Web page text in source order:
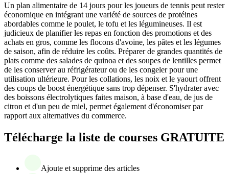
Un plan alimentaire de 14 jours pour les joueurs de tennis peut rester
économique en intégrant une variété de sources de protéines
abordables comme le poulet, le tofu et les légumineuses. Il est
judicieux de planifier les repas en fonction des promotions et des
achats en gros, comme les flocons d'avoine, les pâtes et les légumes
de saison, afin de réduire les coûts. Préparer de grandes quantités de
plats comme des salades de quinoa et des soupes de lentilles permet
de les conserver au réfrigérateur ou de les congeler pour une
utilisation ultérieure. Pour les collations, les noix et le yaourt offrent
des coups de boost énergétique sans trop dépenser. S'hydrater avec
des boissons électrolytiques faites maison, à base d'eau, de jus de
citron et d'un peu de miel, permet également d'économiser par
rapport aux alternatives du commerce.
Télécharge la liste de courses GRATUITE
Ajoute et supprime des articles